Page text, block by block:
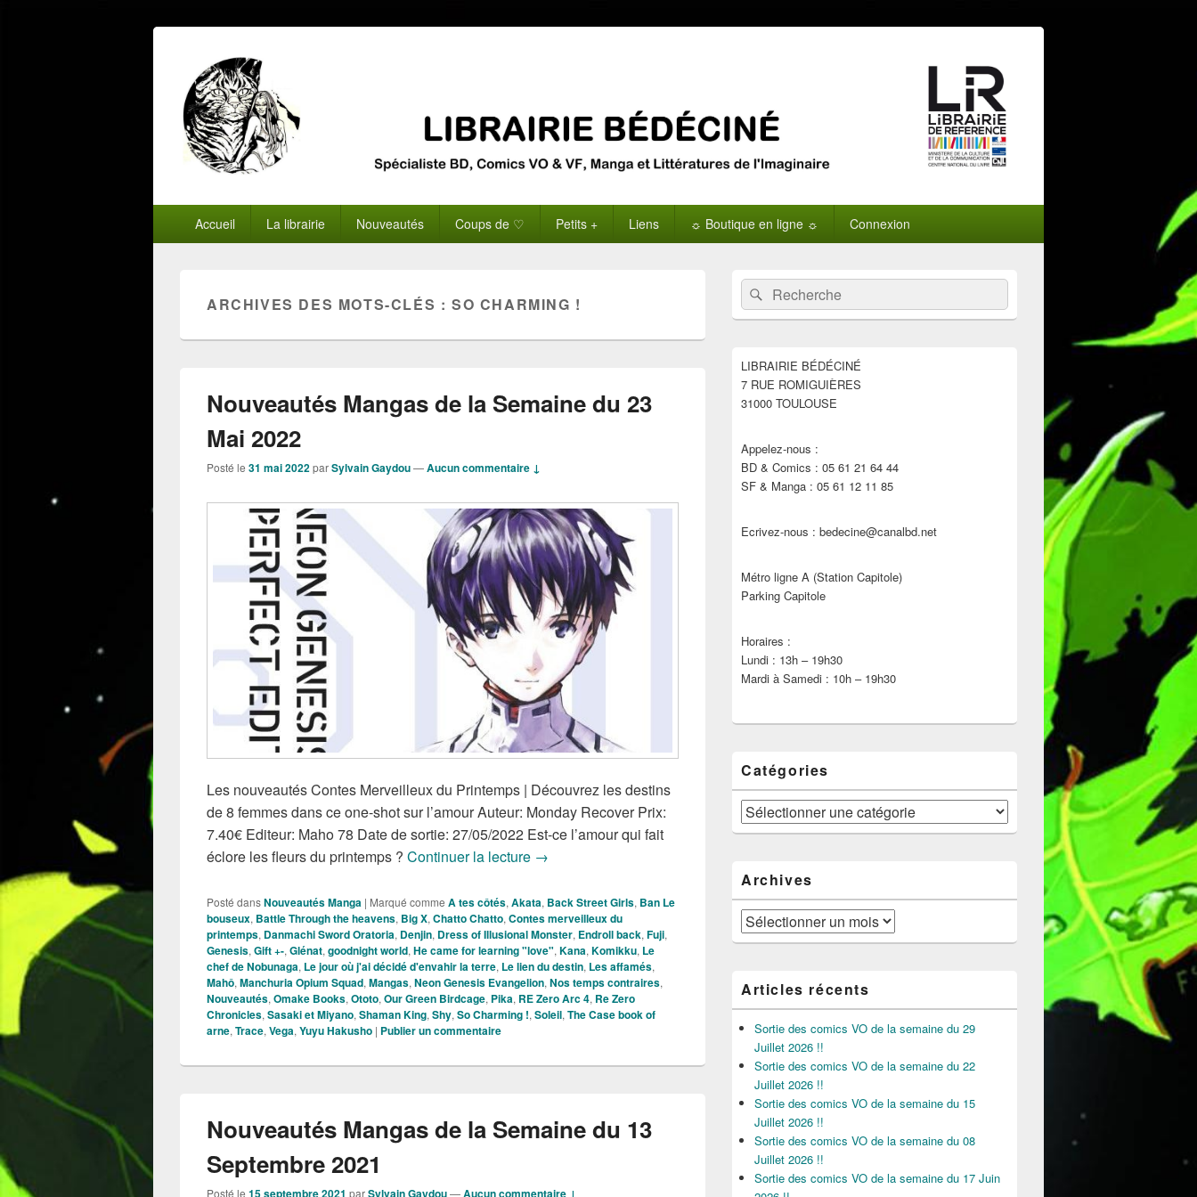
principalAccueil La librairie Nouveautés Coups de ♡ Petits + Liens ☼ Boutique en ligne ☼ Connexion
ARCHIVES DES MOTS-CLÉS :SO CHARMING !
Nouveautés Mangas de la Semaine du 23
Mai 2022
Posté le 31 mai 2022parSylvain Gaydou—Aucun commentaire ↓
Les nouveautés Contes Merveilleux du Printemps | Découvrez les destins
de 8 femmes dans ce one-shot sur l’amour Auteur: Monday Recover Prix:
7.40€ Editeur: Maho 78 Date de sortie: 27/05/2022 Est-ce l’amour qui fait
éclore les fleurs du printemps ? Continuer la lecture Nouveautés Mangas de la Semaine du 23 Mai 2022
→
Posté dansNouveautés Manga | Marqué comme A tes côtés, Akata, Back Street Girls, Ban Le
bouseux, Battle Through the heavens, Big X, Chatto Chatto, Contes merveilleux du
printemps, Danmachi Sword Oratoria, Denjin, Dress of Illusional Monster, Endroll back, Fuji,
Genesis, Gift +-, Glénat, goodnight world, He came for learning "love", Kana, Komikku, Le
chef de Nobunaga, Le jour où j'ai décidé d'envahir la terre, Le lien du destin, Les affamés,
Mahô, Manchuria Opium Squad, Mangas, Neon Genesis Evangelion, Nos temps contraires,
Nouveautés, Omake Books, Ototo, Our Green Birdcage, Pika, RE Zero Arc 4, Re Zero
Chronicles, Sasaki et Miyano, Shaman King, Shy, So Charming !, Soleil, The Case book of
arne, Trace, Vega, Yuyu Hakusho | Publier un commentaire
Nouveautés Mangas de la Semaine du 13
Septembre 2021
Posté le 15 septembre 2021 parSylvain Gaydou—Aucun commentaire ↓
Zone
principale
de
widget
barre
latérale
Recherche :Rechercher
LIBRAIRIE BÉDÉCINÉ
7 RUE ROMIGUIÈRES
31000 TOULOUSE
Appelez-nous :
BD & Comics : 05 61 21 64 44
SF & Manga : 05 61 12 11 85
Ecrivez-nous : bedecine@canalbd.net
Métro ligne A (Station Capitole)
Parking Capitole
Horaires :
Lundi : 13h – 19h30
Mardi à Samedi : 10h – 19h30
Catégories
Catégories
Archives
Archives
Articles récents
Sortie des comics VO de la semaine du 29
Juillet 2026 !!
Sortie des comics VO de la semaine du 22
Juillet 2026 !!
Sortie des comics VO de la semaine du 15
Juillet 2026 !!
Sortie des comics VO de la semaine du 08
Juillet 2026 !!
Sortie des comics VO de la semaine du 17 Juin